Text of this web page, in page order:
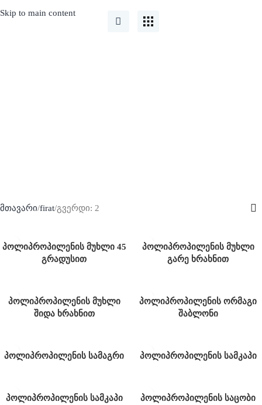
Skip to main content
მთავარი firat გვერდი: 2
პოლიპროპილენის მუხლი 45
გრადუსით
პოლიპროპილენის მუხლი
გარე ხრახნით
პოლიპროპილენის მუხლი
შიდა ხრახნით
პოლიპროპილენის ორმაგი
შაბლონი
პოლიპროპილენის სამაგრი პოლიპროპილენის სამკაპი
პოლიპროპილენის სამკაპი
პოლიპროპილენის საცობი